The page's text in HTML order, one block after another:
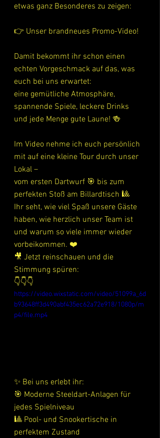
etwas ganz Besonderes zu zeigen:
👉 Unser brandneues Promo-Video!
Damit bekommt ihr schon einen
echten Vorgeschmack auf das, was
euch bei uns erwartet:
eine gemütliche Atmosphäre,
spannende Spiele, leckere Drinks
und jede Menge gute Laune! 🍻
Im Video nehme ich euch persönlich
mit auf eine kleine Tour durch unser
Lokal –
vom ersten Dartwurf 🎯 bis zum
perfekten Stoß am Billardtisch 🎱
Ihr seht, wie viel Spaß unsere Gäste
haben, wie herzlich unser Team ist
und warum so viele immer wieder
vorbeikommen. ❤️
🎥 Jetzt reinschauen und die
Stimmung spüren:
👇👇👇
https://video.wixstatic.com/video/51099a_6d
b93648ff3d490abf435ec62a72e918/1080p/m
p4/file.mp4
✨ Bei uns erlebt ihr:
🎯 Moderne Steeldart-Anlagen für
jedes Spielniveau
🎱 Pool- und Snookertische in
perfektem Zustand